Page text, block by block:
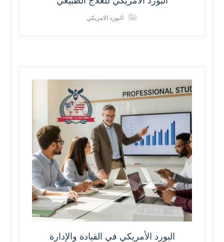
البورد الامريكي
البورد الأمريكي في القيادة والإدارة